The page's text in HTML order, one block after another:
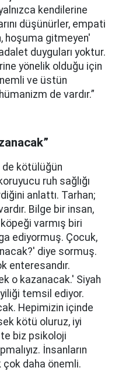
kendilerine
düşünürler, empati
hoşuma gitmeyen'
duyguları yoktur.
yönelik olduğu için
ve üstün
de vardır.”
de kötülüğün
ruh sağlığı
anlattı. Tarhan;
Bilge bir insan,
varmış biri
ediyormuş. Çocuk,
diye sormuş.
enteresandır.
o kazanacak.' Siyah
temsil ediyor.
Hepimizin içinde
kötü oluruz, iyi
biz psikoloji
İnsanların
çok daha önemli.